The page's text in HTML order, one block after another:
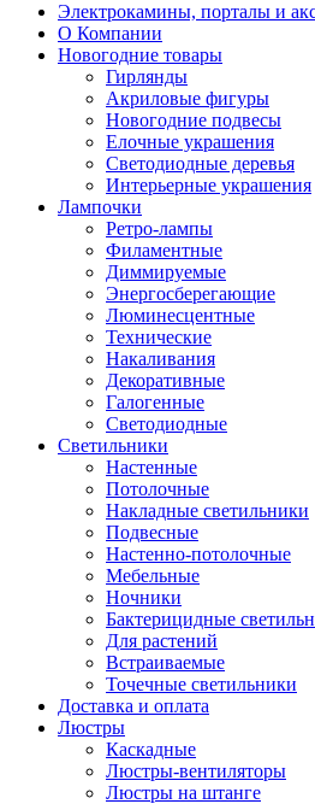
Электрокамины, порталы и
О Компании
Новогодние товары
Гирлянды
Акриловые фигуры
Новогодние подвесы
Елочные украшения
Светодиодные деревья
Интерьерные украшения
Лампочки
Ретро-лампы
Филаментные
Диммируемые
Энергосберегающие
Люминесцентные
Технические
Накаливания
Декоративные
Галогенные
Светодиодные
Светильники
Настенные
Потолочные
Накладные светильники
Подвесные
Настенно-потолочные
Мебельные
Ночники
Бактерицидные
Для растений
Встраиваемые
Точечные светильники
Доставка и оплата
Люстры
Каскадные
Люстры-вентиляторы
Люстры на штанге